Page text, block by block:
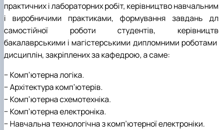
практичних і лабораторних робіт, керівництво
і виробничими практиками, формування завдань
самостійної роботи студентів,
бакалаврськими і магістерськими дипломними роботами
дисциплін, закріплених за кафедрою, а саме:
− Комп’ютерна логіка.
− Архітектура комп’ютерів.
− Комп’ютерна схемотехніка.
− Комп’ютерна електроніка.
− Навчальна технологічна з комп’ютерної електроніки.